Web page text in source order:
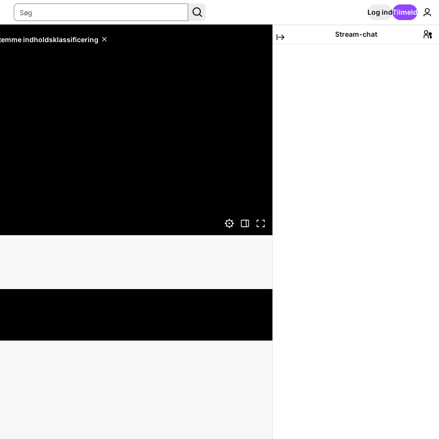
Log indTilmeld
indholdsklassificering
Stream-chat